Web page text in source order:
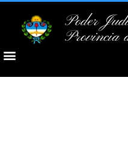
Poder
Provincia